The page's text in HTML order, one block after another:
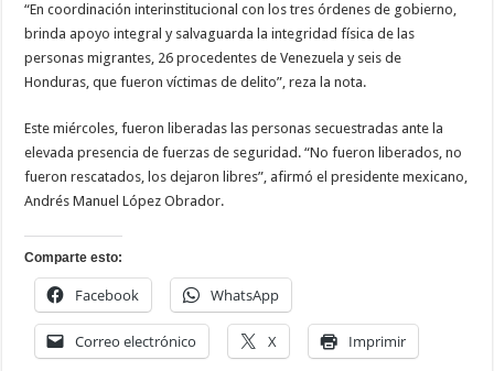
“En coordinación interinstitucional con los tres órdenes de gobierno,
brinda apoyo integral y salvaguarda la integridad física de las
personas migrantes, 26 procedentes de Venezuela y seis de
Honduras, que fueron víctimas de delito”, reza la nota.
Este miércoles, fueron liberadas las personas secuestradas ante la
elevada presencia de fuerzas de seguridad. “No fueron liberados, no
fueron rescatados, los dejaron libres”, afirmó el presidente mexicano,
Andrés Manuel López Obrador.
Comparte esto:
Facebook WhatsApp
Correo electrónico X Imprimir